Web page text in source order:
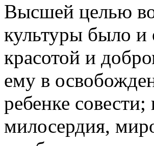
Высшей целью
культуры было и
красотой и
ему в
ребенке
милосердия,